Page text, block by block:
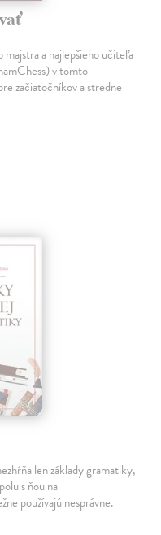
a najlepšieho učiteľa
v tomto
začiatočníkov a stredne
len základy gramatiky,
s ňou na
používajú nesprávne.